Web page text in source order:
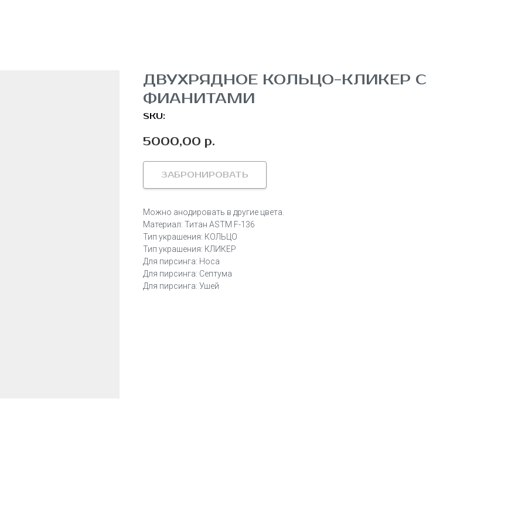
ДВУХРЯДНОЕ КОЛЬЦО-КЛИКЕР С
ФИАНИТАМИ
SKU:
5000,00 р.
ЗАБРОНИРОВАТЬ
Можно анодировать в другие цвета.
Материал: Титан ASTM F-136
Тип украшения: КОЛЬЦО
Тип украшения: КЛИКЕР
Для пирсинга: Носа
Для пирсинга: Септума
Для пирсинга: Ушей